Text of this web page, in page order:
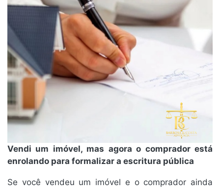
Vendi um imóvel, mas agora o comprador está
enrolando para formalizar a escritura pública
Se você vendeu um imóvel e o comprador ainda